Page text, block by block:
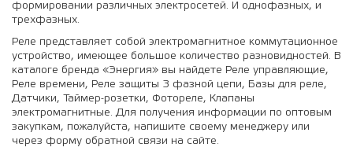
формировании различных электросетей. И однофазных, и
трехфазных.
Реле представляет собой электромагнитное коммутационное
устройство, имеющее большое количество разновидностей. В
каталоге бренда «Энергия» вы найдете Реле управляющие,
Реле времени, Реле защиты 3 фазной цепи, Базы для реле,
Датчики, Таймер-розетки, Фотореле, Клапаны
электромагнитные. Для получения информации по оптовым
закупкам, пожалуйста, напишите своему менеджеру или
через форму обратной связи на сайте.